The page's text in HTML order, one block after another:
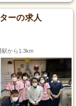
ーの求人
駅から1.3km